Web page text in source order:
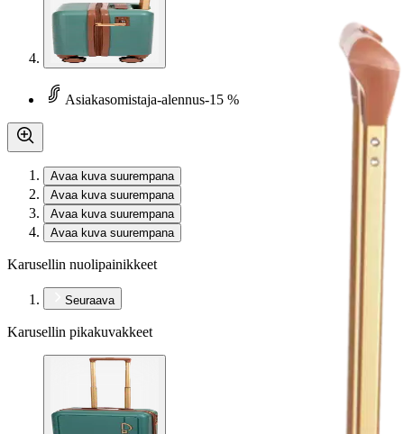
Asiakasomistaja-alennus-15 %
Avaa kuva suurempana
Avaa kuva suurempana
Avaa kuva suurempana
Avaa kuva suurempana
Karusellin nuolipainikkeet
Seuraava
Karusellin pikakuvakkeet